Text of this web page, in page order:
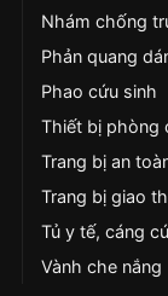
Nhám chống
Phản quang
Phao cứu sinh
Thiết bị phòng
Trang bị an
Trang bị giao
Tủ y tế, cáng
Vành che nắng